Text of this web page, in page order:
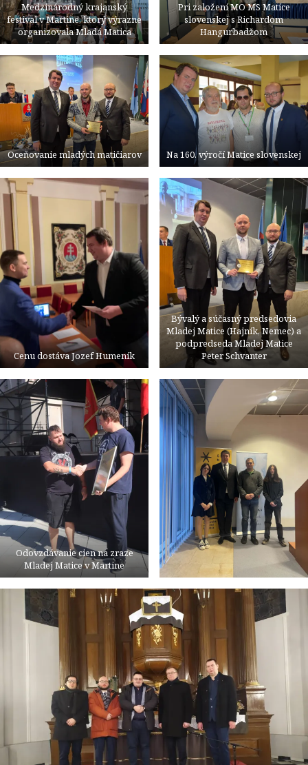
Medzinárodný krajanský
festival v Martine, ktorý výrazne
organizovala Mladá Matica
Pri založení MO MS Matice
slovenskej s Richardom
Hangurbadžom
Oceňovanie mladých matičiarov Na 160. výročí Matice slovenskej
Cenu dostáva Jozef Humeník
Bývalý a súčasný predsedovia
Mladej Matice (Hajník, Nemec) a
podpredseda Mladej Matice
Peter Schvanter
Odovzdávanie cien na zraze
Mladej Matice v Martine